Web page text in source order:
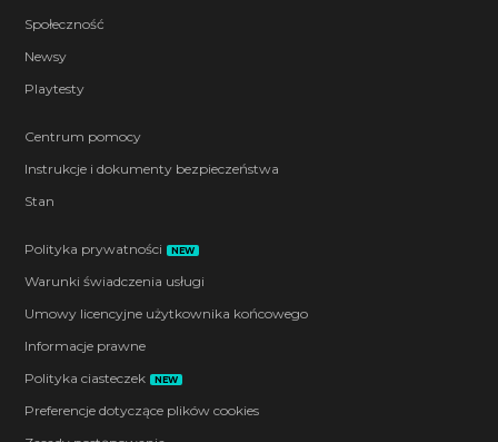
Społeczność
Newsy
Playtesty
Centrum pomocy
Instrukcje i dokumenty bezpieczeństwa
Stan
Polityka prywatności NEW
Warunki świadczenia usługi
Umowy licencyjne użytkownika końcowego
Informacje prawne
Polityka ciasteczek
NEW
Preferencje dotyczące plików cookies